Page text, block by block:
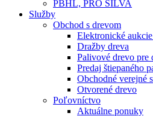
PBHL, PRO SILVA
Služby
Obchod s drevom
Elektronické
Dražby dreva
Palivové drevo pre
Predaj štiepaného
Obchodné verejné
Otvorené drevo
Poľovníctvo
Aktuálne ponuky